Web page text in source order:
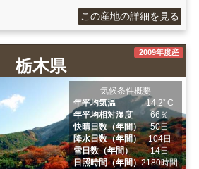
この産地の詳細を見る
栃木県
2009年度産
気候条件概要
年平均気温
14.2ﾟC
年平均相対湿度
66％
快晴日数（年間）
50日
降水日数（年間）
104日
雪日数（年間）
14日
日照時間（年間）2180時間